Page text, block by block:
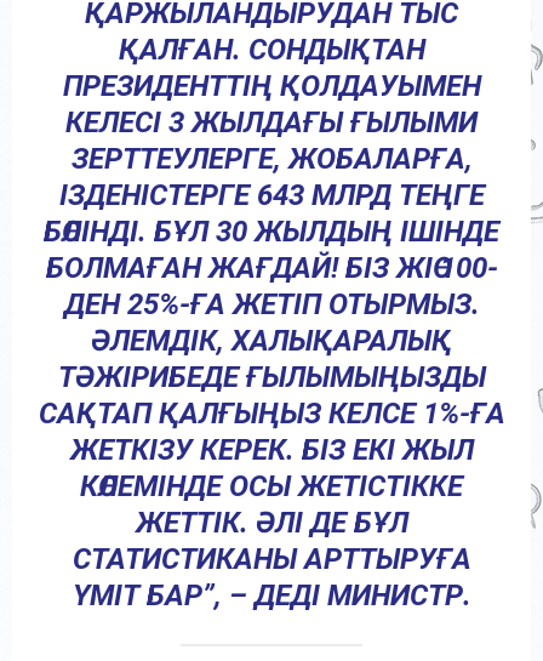
ҚАРЖЫЛАНДЫРУДАН ТЫС
ҚАЛҒАН. СОНДЫҚТАН
ПРЕЗИДЕНТТІҢ ҚОЛДАУЫМЕН
КЕЛЕСІ 3 ЖЫЛДАҒЫ ҒЫЛЫМИ
ЗЕРТТЕУЛЕРГЕ, ЖОБАЛАРҒА,
ІЗДЕНІСТЕРГЕ 643 МЛРД ТЕҢГЕ
БӨЛІНДІ. БҰЛ 30 ЖЫЛДЫҢ ІШІНДЕ
БОЛМАҒАН ЖАҒДАЙ! БІЗ ЖІӨ 100-
ДЕН 25%-ҒА ЖЕТІП ОТЫРМЫЗ.
ӘЛЕМДІК, ХАЛЫҚАРАЛЫҚ
ТӘЖІРИБЕДЕ ҒЫЛЫМЫҢЫЗДЫ
САҚТАП ҚАЛҒЫҢЫЗ КЕЛСЕ 1%-ҒА
ЖЕТКІЗУ КЕРЕК. БІЗ ЕКІ ЖЫЛ
КӨЛЕМІНДЕ ОСЫ ЖЕТІСТІККЕ
ЖЕТТІК. ӘЛІ ДЕ БҰЛ
СТАТИСТИКАНЫ АРТТЫРУҒА
ҮМІТ БАР”, – ДЕДІ МИНИСТР.